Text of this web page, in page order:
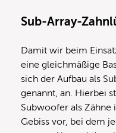
Sub-Array-
Damit wir beim
eine gleichmäßige
sich der Aufbau als
genannt, an. Hierbei
Subwoofer als Zähne
Gebiss vor, bei dem